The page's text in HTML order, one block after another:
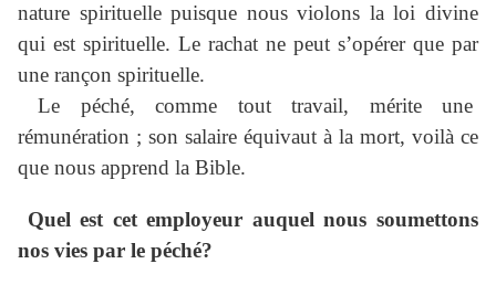
nature spirituelle puisque nous violons la loi divine
qui est spirituelle. Le rachat ne peut s’opérer que par
une rançon spirituelle.
Le péché, comme tout travail, mérite une
rémunération ; son salaire équivaut à la mort, voilà ce
que nous apprend la Bible.
Quel est cet employeur auquel nous soumettons
nos vies par le péché?